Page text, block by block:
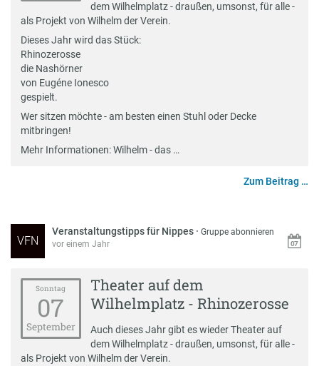
dem Wilhelmplatz - draußen, umsonst, für alle -
als Projekt von Wilhelm der Verein.
Dieses Jahr wird das Stück:
Rhinozerosse
die Nashörner
von Eugéne Ionesco
gespielt.
Wer sitzen möchte - am besten einen Stuhl oder Decke
mitbringen!
Mehr Informationen: Wilhelm - das …
Zum Beitrag …
VFN
Veranstaltungstipps für Nippes ·Gruppe abonnieren
vor einem Jahr
Sonntag
07
September
Theater auf dem
Wilhelmplatz - Rhinozerosse
Auch dieses Jahr gibt es wieder Theater auf
dem Wilhelmplatz - draußen, umsonst, für alle -
als Projekt von Wilhelm der Verein.